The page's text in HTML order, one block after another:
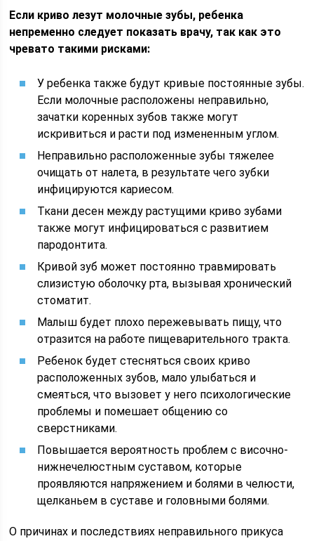
Если криво лезут молочные зубы, ребенка
непременно следует показать врачу, так как это
чревато такими рисками:
У ребенка также будут кривые постоянные зубы.
Если молочные расположены неправильно,
зачатки коренных зубов также могут
искривиться и расти под измененным углом.
Неправильно расположенные зубы тяжелее
очищать от налета, в результате чего зубки
инфицируются кариесом.
Ткани десен между растущими криво зубами
также могут инфицироваться с развитием
пародонтита.
Кривой зуб может постоянно травмировать
слизистую оболочку рта, вызывая хронический
стоматит.
Малыш будет плохо пережевывать пищу, что
отразится на работе пищеварительного тракта.
Ребенок будет стесняться своих криво
расположенных зубов, мало улыбаться и
смеяться, что вызовет у него психологические
проблемы и помешает общению со
сверстниками.
Повышается вероятность проблем с височно-
нижнечелюстным суставом, которые
проявляются напряжением и болями в челюсти,
щелканьем в суставе и головными болями.
О причинах и последствиях неправильного прикуса